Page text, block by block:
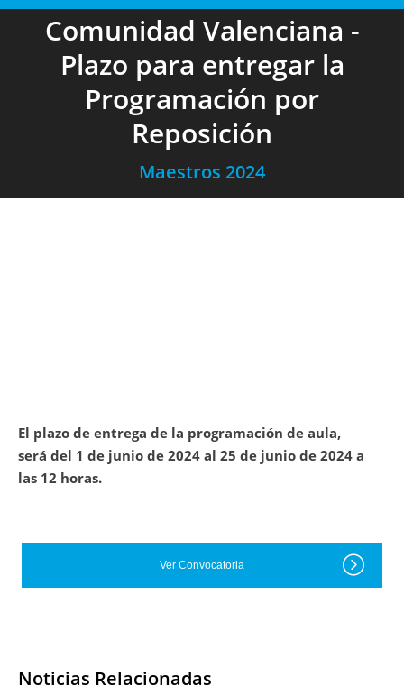
Comunidad Valenciana -
Plazo para entregar la
Programación por
Reposición
Maestros 2024
El plazo de entrega de la programación de aula,
será del 1 de junio de 2024 al 25 de junio de 2024 a
las 12 horas.
Ver Convocatoria
Noticias Relacionadas